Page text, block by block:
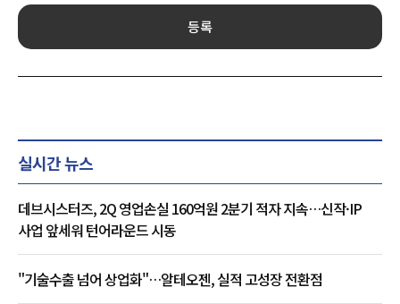
등록
실시간 뉴스
데브시스터즈, 2Q 영업손실 160억원 2분기 적자 지속…신작·IP
사업 앞세워 턴어라운드 시동
"기술수출 넘어 상업화"…알테오젠, 실적 고성장 전환점